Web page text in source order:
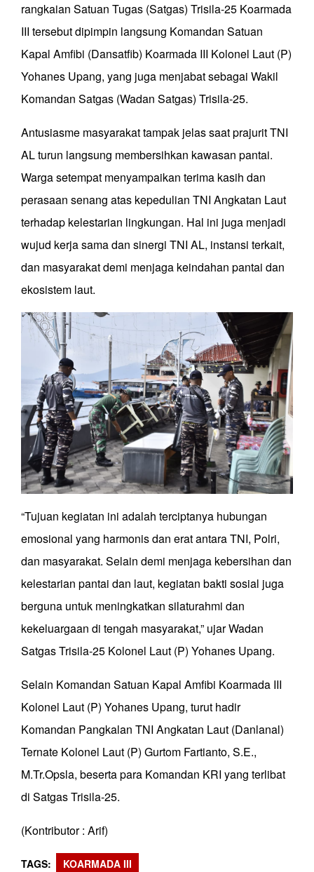
rangkaian Satuan Tugas (Satgas) Trisila-25 Koarmada
III tersebut dipimpin langsung Komandan Satuan
Kapal Amfibi (Dansatfib) Koarmada III Kolonel Laut (P)
Yohanes Upang, yang juga menjabat sebagai Wakil
Komandan Satgas (Wadan Satgas) Trisila-25.
Antusiasme masyarakat tampak jelas saat prajurit TNI
AL turun langsung membersihkan kawasan pantai.
Warga setempat menyampaikan terima kasih dan
perasaan senang atas kepedulian TNI Angkatan Laut
terhadap kelestarian lingkungan. Hal ini juga menjadi
wujud kerja sama dan sinergi TNI AL, instansi terkait,
dan masyarakat demi menjaga keindahan pantai dan
ekosistem laut.
“Tujuan kegiatan ini adalah terciptanya hubungan
emosional yang harmonis dan erat antara TNI, Polri,
dan masyarakat. Selain demi menjaga kebersihan dan
kelestarian pantai dan laut, kegiatan bakti sosial juga
berguna untuk meningkatkan silaturahmi dan
kekeluargaan di tengah masyarakat,” ujar Wadan
Satgas Trisila-25 Kolonel Laut (P) Yohanes Upang.
Selain Komandan Satuan Kapal Amfibi Koarmada III
Kolonel Laut (P) Yohanes Upang, turut hadir
Komandan Pangkalan TNI Angkatan Laut (Danlanal)
Ternate Kolonel Laut (P) Gurtom Fartianto, S.E.,
M.Tr.Opsla, beserta para Komandan KRI yang terlibat
di Satgas Trisila-25.
(Kontributor : Arif)
TAGS KOARMADA III